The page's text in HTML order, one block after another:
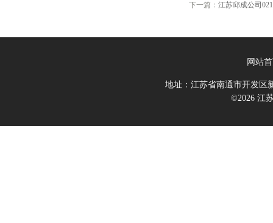
下一篇： 江苏邱成公司
网站
地址：江苏省南通市开发区
©2026 江